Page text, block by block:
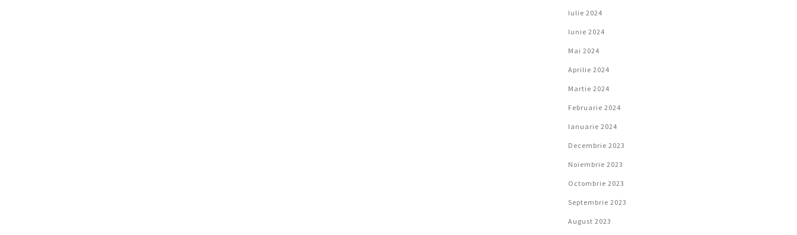
Iulie 2024
Iunie 2024
Mai 2024
Aprilie 2024
Martie 2024
Februarie 2024
Ianuarie 2024
Decembrie 2023
Noiembrie 2023
Octombrie 2023
Septembrie 2023
August 2023